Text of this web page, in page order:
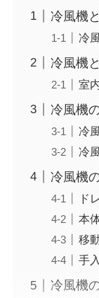
冷風機
冷
冷風機
室
冷風機
冷
冷
冷風機
ド
本
移
手
冷風機